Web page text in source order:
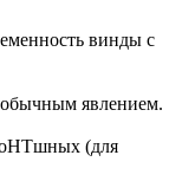
винды с
явлением.
(для